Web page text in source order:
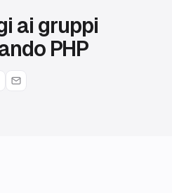
ai gruppi
PHP